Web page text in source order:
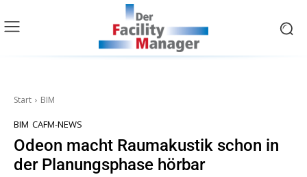
Start BIM
BIM CAFM-NEWS
Odeon macht Raumakustik schon in
der Planungsphase hörbar